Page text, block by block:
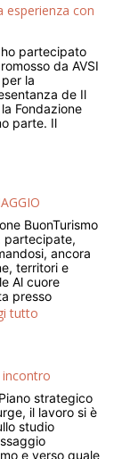
esperienza con
partecipato
da AVSI
la
de Il
Fondazione
parte. Il
BuonTurismo
partecipate,
ancora
territori e
Al cuore
presso
tutto
incontro
strategico
il lavoro si è
studio
e verso quale